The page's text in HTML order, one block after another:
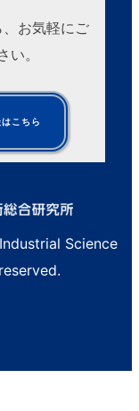
お気軽にご
。
こちら
Science